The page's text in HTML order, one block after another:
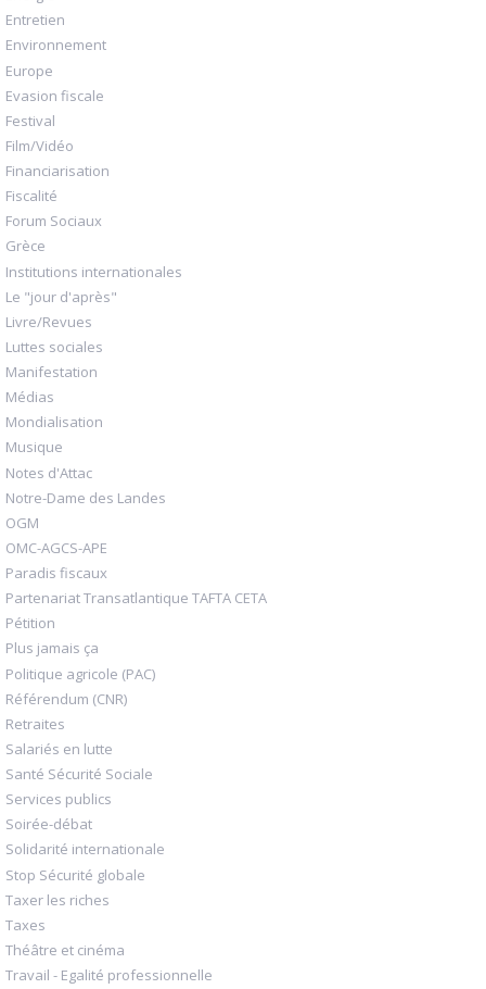
Entretien
Environnement
Europe
Evasion fiscale
Festival
Film/Vidéo
Financiarisation
Fiscalité
Forum Sociaux
Grèce
Institutions internationales
Le "jour d'après"
Livre/Revues
Luttes sociales
Manifestation
Médias
Mondialisation
Musique
Notes d'Attac
Notre-Dame des Landes
OGM
OMC-AGCS-APE
Paradis fiscaux
Partenariat Transatlantique TAFTA CETA
Pétition
Plus jamais ça
Politique agricole (PAC)
Référendum (CNR)
Retraites
Salariés en lutte
Santé Sécurité Sociale
Services publics
Soirée-débat
Solidarité internationale
Stop Sécurité globale
Taxer les riches
Taxes
Théâtre et cinéma
Travail - Egalité professionnelle